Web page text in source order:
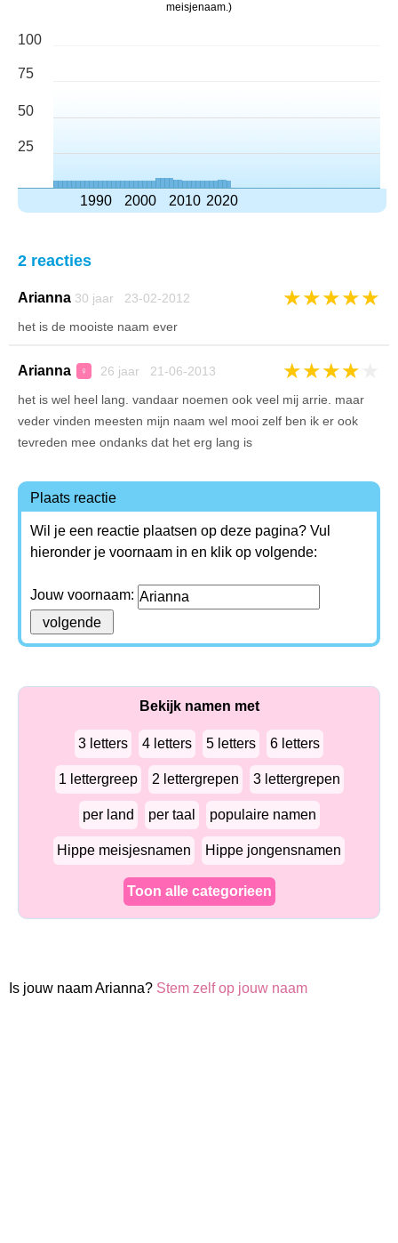
meisjenaam.)
100
75
50
25
1990 2000 2010 2020
2 reacties
Arianna 30 jaar 23-02-2012 ★★★★★
het is de mooiste naam ever
Arianna ♀ 26 jaar 21-06-2013 ★★★★
het is wel heel lang. vandaar noemen ook veel mij arrie. maar
veder vinden meesten mijn naam wel mooi zelf ben ik er ook
tevreden mee ondanks dat het erg lang is
Plaats reactie
Wil je een reactie plaatsen op deze pagina? Vul
hieronder je voornaam in en klik op volgende:
Jouw voornaam:
Bekijk namen met
3 letters 4 letters 5 letters 6 letters
1 lettergreep 2 lettergrepen 3 lettergrepen
per land per taal populaire namen
Hippe meisjesnamen Hippe jongensnamen
Toon alle categorieen
Is jouw naam Arianna? Stem zelf op jouw naam